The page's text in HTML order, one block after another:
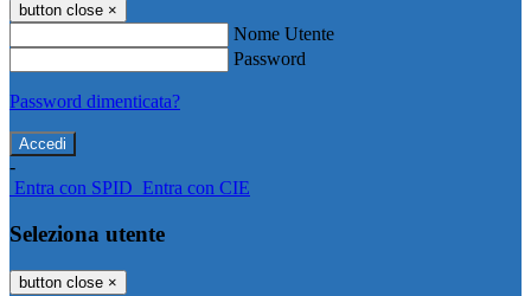
button close ×
Nome Utente
Password
Password dimenticata?
-
Entra con SPID Entra con CIE
Seleziona utente
button close ×